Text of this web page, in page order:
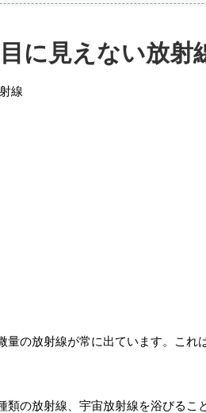
に見えない放射
の放射線が常に出ています。これ
の放射線、宇宙放射線を浴びるこ